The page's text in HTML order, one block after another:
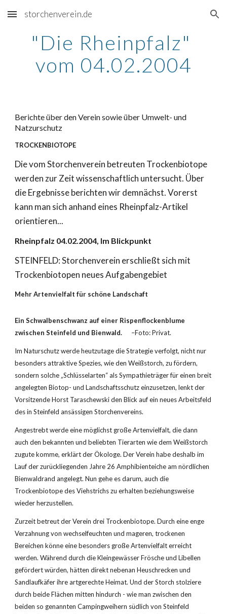
Skip to main content Skip to navigation
storchenverein.de
"Die Rheinpfalz"
vom 04.02.2004
Berichte über den Verein sowie über Umwelt- und
Natzurschutz
TROCKENBIOTOPE
Die vom Storchenverein betreuten Trockenbiotope
werden zur Zeit wissenschaftlich untersucht. Über
die Ergebnisse berichten wir demnächst. Vorerst
kann man sich anhand eines Rheinpfalz-Artikel
orientieren...
Rheinpfalz 04.02.2004, Im Blickpunkt
STEINFELD: Storchenverein erschließt sich mit
Trockenbiotopen neues Aufgabengebiet
Mehr Artenvielfalt für schöne Landschaft
Ein Schwalbenschwanz auf einer Rispenflockenblume
zwischen Steinfeld und Bienwald. –Foto: Privat.
Im Naturschutz werde heutzutage die Strategie verfolgt, nicht nur
besonders attraktive Spezies, wie den Weißstorch, zu fördern,
sondern solche „Schlüsselarten“ als Sympathieträger für einen breit
angelegten Biotop- und Landschaftsschutz einzusetzen, lenkt der
Vorsitzende Horst Taraschewski den Blick auf ein neues Arbeitsfeld
des in Steinfeld ansässigen Storchenvereins.
Angestrebt werde eine möglichst große Artenvielfalt, die dann
auch den bekannten und beliebten Tierarten wie dem Weißstorch
zugute komme, erklärt der Ökologe. Der Verein habe deshalb im
Lauf der zurückliegenden Jahre 26 Amphibienteiche am nördlichen
Bienwaldrand angelegt. Nun gehe es darum, auch die
Trockenbiotope des Viehstrichs zu erhalten beziehungsweise
wieder herzustellen.
Zurzeit betreut der Verein drei Trockenbiotope. Durch eine enge
Verzahnung von wechselfeuchten und mageren, trockenen
Bereichen könne eine besonders große Artenvielfalt erreicht
werden. Während durch die Kleingewässer Frösche und Libellen
gefördert würden, hätten direkt nebenan Heuschrecken und
Sandlaufkäfer ihre artgerechte Heimat. Und der Storch stolziere
durch beide Flächen mitten hindurch - wie man zwischen den
beiden so genannten Campingweihern südlich von Steinfeld